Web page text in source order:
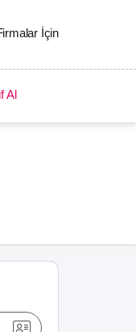
İçin
Al